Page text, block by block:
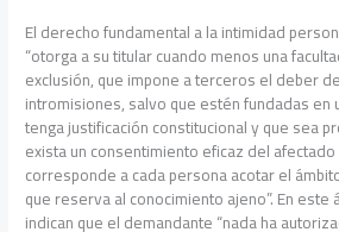
El derecho fundamental a la intimidad
“otorga a su titular cuando menos una
exclusión, que impone a terceros el deber
intromisiones, salvo que estén fundadas en
tenga justificación constitucional y que sea
exista un consentimiento eficaz del
corresponde a cada persona acotar el
que reserva al conocimiento ajeno”. En este
indican que el demandante “nada ha